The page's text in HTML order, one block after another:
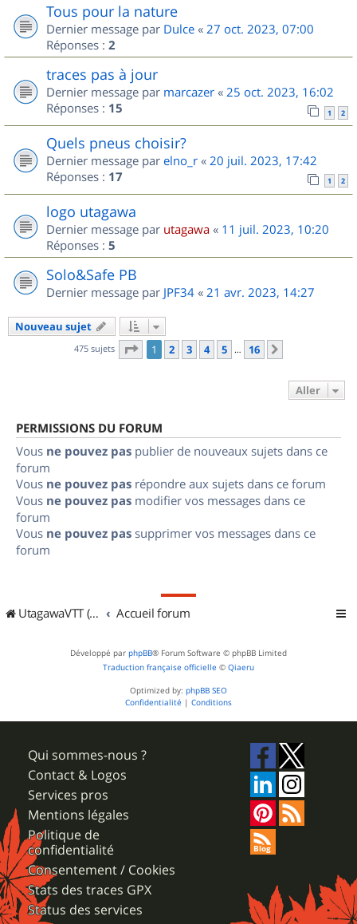
Tous pour la nature
Dernier message par Dulce « 27 oct. 2023, 07:00
Réponses : 2
traces pas à jour
Dernier message par marcazer « 25 oct. 2023, 16:02
Réponses : 15 1 2
Quels pneus choisir?
Dernier message par elno_r « 20 juil. 2023, 17:42
Réponses : 17 1 2
logo utagawa
Dernier message par utagawa « 11 juil. 2023, 10:20
Réponses : 5
Solo&Safe PB
Dernier message par JPF34 « 21 avr. 2023, 14:27
Nouveau sujet
475 sujets Page 1sur
1 2 3 4 5 … 16
Aller
PERMISSIONS DU FORUM
Vous ne pouvez pas publier de nouveaux sujets dans ce
forum
Vous ne pouvez pas répondre aux sujets dans ce forum
Vous ne pouvez pas modifier vos messages dans ce
forum
Vous ne pouvez pas supprimer vos messages dans ce
forum
UtagawaVTT (Randos VTT et VTTAE avec traces GPS) Accueil forum
Développé par phpBB® Forum Software © phpBB Limited
Traduction française officielle © Qiaeru
Optimized by: phpBB SEO
Confidentialité | Conditions
Qui sommes-nous ?
Contact & Logos
Services pros
Mentions légales
Politique de
confidentialité
Consentement / Cookies
Stats des traces GPX
Status des services